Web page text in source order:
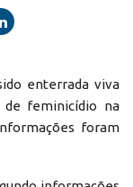
enterrada viva
de feminicídio na
foram